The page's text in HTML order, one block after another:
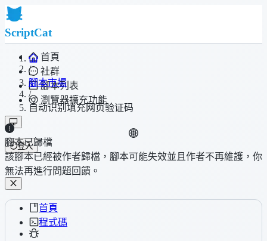
ScriptCat
首頁
社群
腳本列表
瀏覽器擴充功能
登入
/
腳本市場
/
自动识别填充网页验证码
腳本已歸檔
該腳本已經被作者歸檔，腳本可能失效並且作者不再維護，你
無法再進行問題回饋。
首頁
程式碼